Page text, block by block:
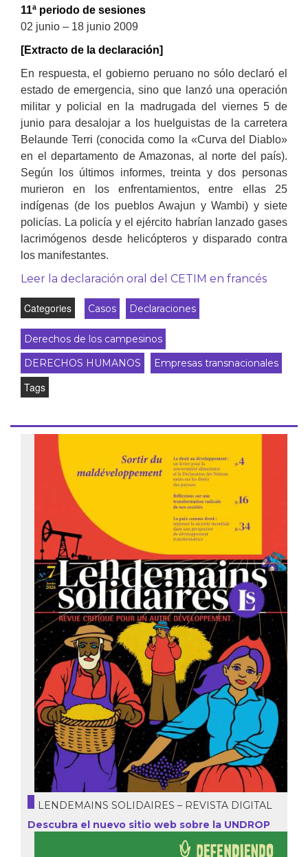
11ª periodo de sesiones
02 junio – 18 junio 2009
[Extracto de la declaración]
En respuesta, el gobierno peruano no sólo declaró el
estado de emergencia, sino que lanzó una operación
militar y policial en la madrugada del viernes 5 de
junio para desalojar a los huelguistas de la carretera
Belaunde Terri (conocida como la «Curva del Diablo»
en el departamento de Amazonas, al norte del país).
Según los últimos informes, treinta y dos personas
murieron en los enfrentamientos, entre ellas 25
indígenas (de los pueblos Awajun y Wambi) y siete
policías. La policía y el ejército habrían lanzado gases
lacrimógenos desde helicópteros y disparado contra
los manifestantes.
Leer la declaración oral del CETIM en francés
Categories Casos Declaraciones
Derechos de los campesinos
DERECHOS HUMANOS
Empresas transnacionales
Tags
LENDEMAINS SOLIDAIRES – REVISTA DIGITAL
Descubra el nuevo sitio web sobre la UNDROP